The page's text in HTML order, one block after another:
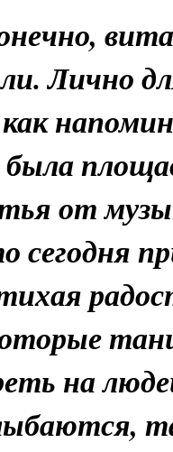
Лично
от
сегодня
на